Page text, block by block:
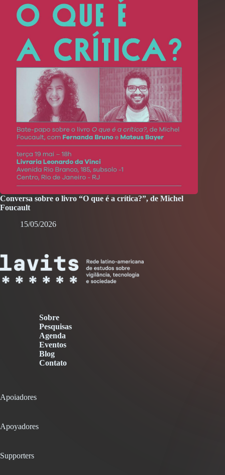
Conversa sobre o livro “O que é a crítica?”, de Michel
Foucault
15/05/2026
Sobre
Pesquisas
Agenda
Eventos
Blog
Contato
Apoiadores
Apoyadores
Supporters